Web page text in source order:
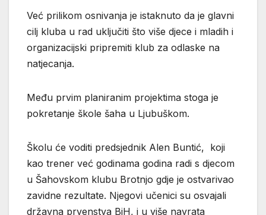
Već prilikom osnivanja je istaknuto da je glavni
cilj kluba u rad uključiti što više djece i mladih i
organizacijski pripremiti klub za odlaske na
natjecanja.
Među prvim planiranim projektima stoga je
pokretanje škole šaha u Ljubuškom.
Školu će voditi predsjednik Alen Buntić, koji
kao trener već godinama godina radi s djecom
u Šahovskom klubu Brotnjo gdje je ostvarivao
zavidne rezultate. Njegovi učenici su osvajali
državna prvenstva BiH, i u više navrata